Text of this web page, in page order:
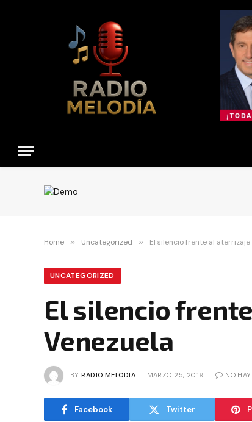
Home » Uncategorized » El silencio frente al
UNCATEGORIZED
El silencio
Venezuela
BY RADIO MELODIA MARZO 25, 2019 NO
Facebook Twitter